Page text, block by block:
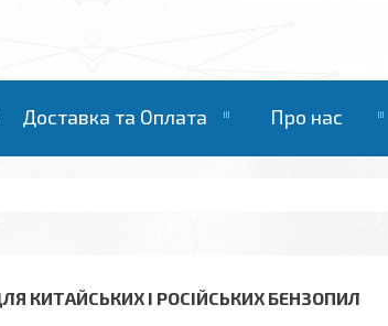
Доставка та Оплата Про нас
КИТАЙСЬКИХ І РОСІЙСЬКИХ БЕНЗОПИЛ